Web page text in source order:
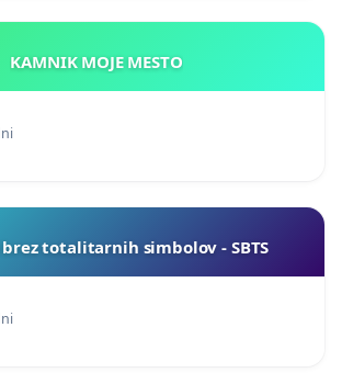
KAMNIK MOJE MESTO
totalitarnih simbolov - SBTS